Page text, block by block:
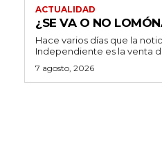
ACTUALIDAD
¿SE VA O NO
Hace varios días que la
Independiente es la venta
7 agosto, 2026